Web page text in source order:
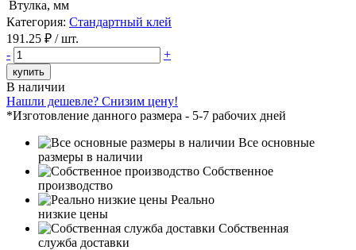
Втулка, мм
Категория: Стандартный клей
191.25 ₽ / шт.
-
+
купить
В наличии
Нашли дешевле? Снизим цену!
*Изготовление данного размера - 5-7 рабочих дней
Все основные
размеры в наличии
Собственное
производство
Реально
низкие цены
Собственная
служба доставки